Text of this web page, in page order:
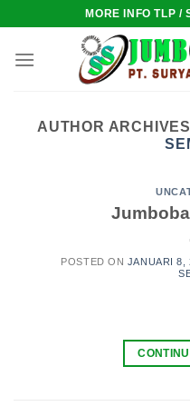
content
MORE INFO TLP /
AUTHOR
POSTED ON JANUARI 8,